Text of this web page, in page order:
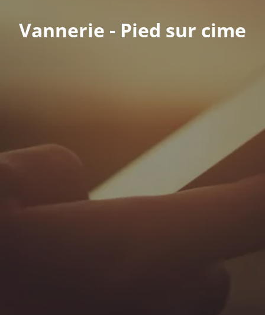
Vannerie - Pied sur cime